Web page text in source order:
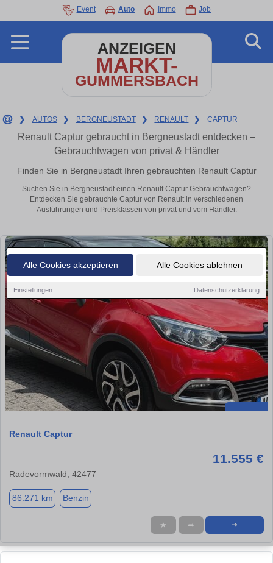
Alle Cookies akzeptieren Alle Cookies ablehnen
Einstellungen Datenschutzerklärung
Event Auto Immo Job
ANZEIGEN
MARKT-
GUMMERSBACH
❯ AUTOS ❯ BERGNEUSTADT ❯ RENAULT ❯ CAPTUR
Renault Captur gebraucht in Bergneustadt entdecken –
Gebrauchtwagen von privat & Händler
Finden Sie in Bergneustadt Ihren gebrauchten Renault Captur
Suchen Sie in Bergneustadt einen Renault Captur Gebrauchtwagen?
Entdecken Sie gebrauchte Captur von Renault in verschiedenen
Ausführungen und Preisklassen von privat und vom Händler.
Renault Captur
11.555 €
Radevormwald, 42477
86.271 km Benzin
★ ➦ ➜